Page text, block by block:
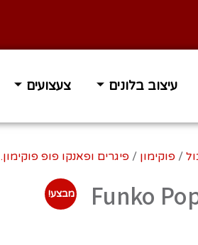
משלוח עד הבית בחינם ברכישה מעל 400 ₪
עיצוב בלונים צעצועים
/ פוקימון / פיגרים ופאנקו פופ פוקימון.
Funko מבצע!